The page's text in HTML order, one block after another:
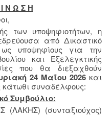
Ν Ω Σ Η
των υποψηφιοτήτων, η
από Δικαστικό
υποψηφίους για την
και Εξελεγκτικής
που θα διεξαχθούν
24 Μαΐου 2026 και
κάτωθι συναδέλφους:
Συμβούλιο:
(συνταξιούχος)